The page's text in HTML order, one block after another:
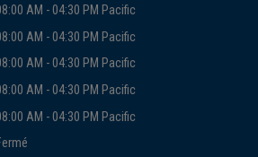
AM - 04:30 PM Pacific
AM - 04:30 PM Pacific
AM - 04:30 PM Pacific
AM - 04:30 PM Pacific
AM - 04:30 PM Pacific